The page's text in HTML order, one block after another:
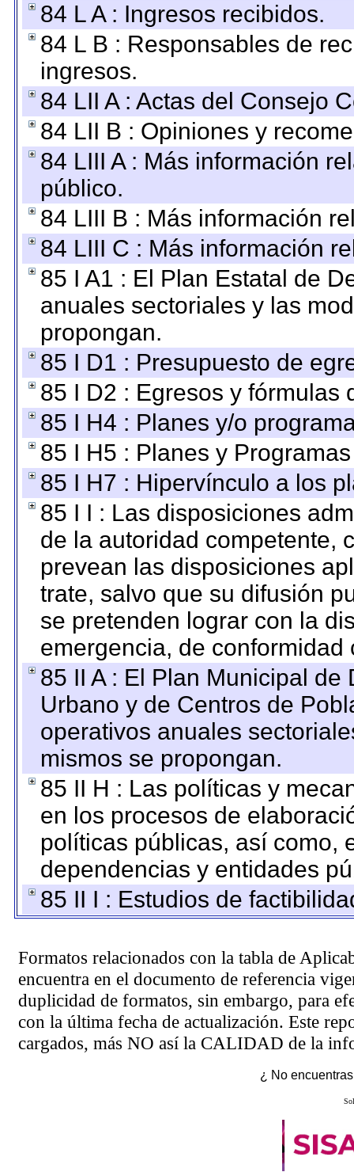
84 L A : Ingresos recibidos.
84 L B : Responsables de
ingresos.
84 LII A : Actas del Consejo
84 LII B : Opiniones y
84 LIII A : Más información
público.
84 LIII B : Más información
84 LIII C : Más información
85 I A1 : El Plan Estatal de
anuales sectoriales y las
propongan.
85 I D1 : Presupuesto de
85 I D2 : Egresos y fórmulas
85 I H4 : Planes y/o
85 I H5 : Planes y
85 I H7 : Hipervínculo a los
85 I I : Las disposiciones
de la autoridad competente,
prevean las disposiciones
trate, salvo que su difusión
se pretenden lograr con la
emergencia, de
85 II A : El Plan Municipal
Urbano y de Centros de
operativos anuales
mismos se propongan.
85 II H : Las políticas y
en los procesos de
políticas públicas, así como,
dependencias y entidades
85 II I : Estudios de
Formatos relacionados con la tabla de
encuentra en el documento de referencia
duplicidad de formatos, sin embargo, para
con la última fecha de actualización. Este
cargados, más NO así la CALIDAD de la
¿ No